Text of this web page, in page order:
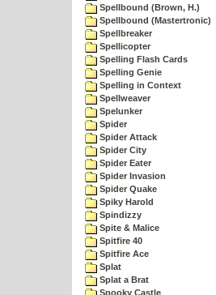
Spellbound (Brown, H.)
Spellbound (Mastertronic)
Spellbreaker
Spellicopter
Spelling Flash Cards
Spelling Genie
Spelling in Context
Spellweaver
Spelunker
Spider
Spider Attack
Spider City
Spider Eater
Spider Invasion
Spider Quake
Spiky Harold
Spindizzy
Spite & Malice
Spitfire 40
Spitfire Ace
Splat
Splat a Brat
Spooky Castle